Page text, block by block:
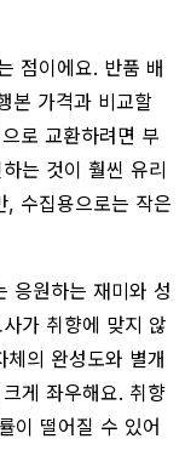
점이에요. 반품 배
본 가격과 비교할
로 교환하려면 부
는 것이 훨씬 유리
, 수집용으로는 작은
응원하는 재미와 성
가 취향에 맞지 않
의 완성도와 별개
게 좌우해요. 취향
이 떨어질 수 있어